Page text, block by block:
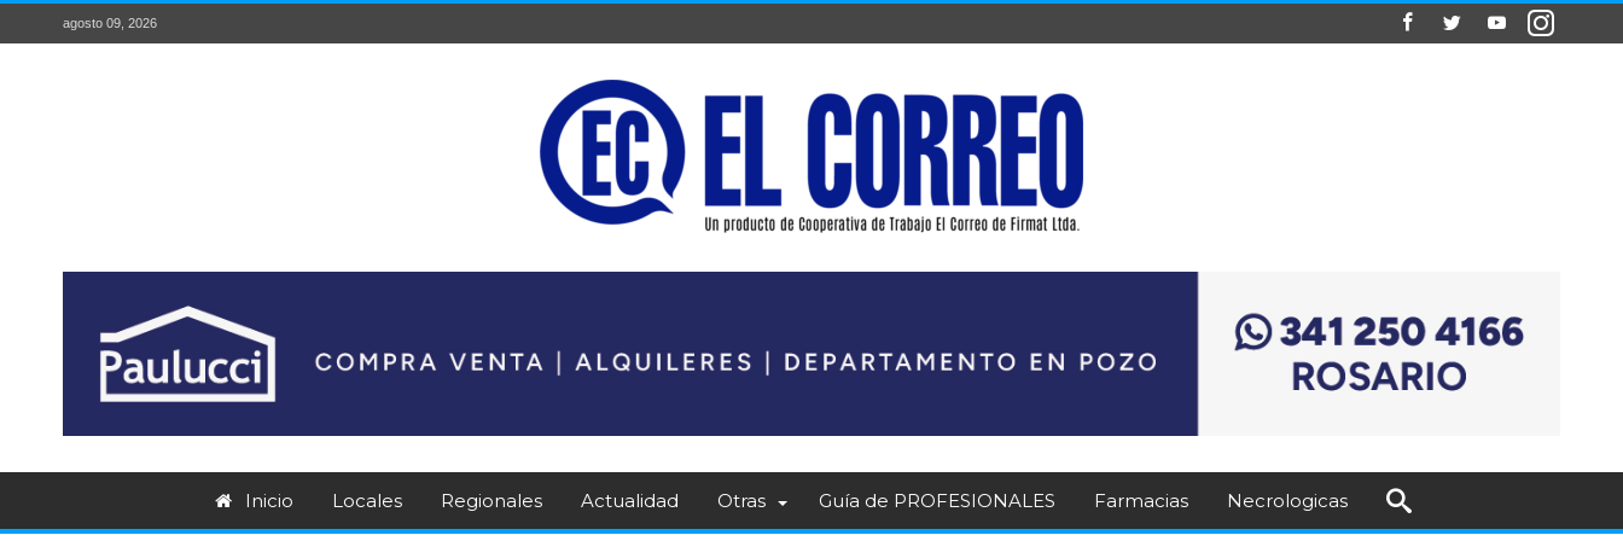
agosto 09, 2026
Inicio Locales Regionales Actualidad Otras Guía de PROFESIONALES Farmacias Necrologicas